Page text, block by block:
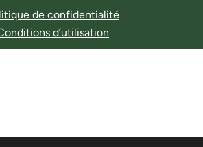
de confidentialité
d’utilisation